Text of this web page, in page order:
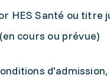
HES Santé ou titre
cours ou prévue)